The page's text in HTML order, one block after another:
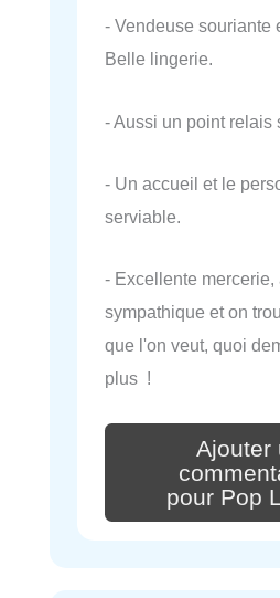
- Vendeuse souriante
Belle lingerie.
- Aussi un point relais
- Un accueil et le
serviable.
- Excellente mercerie,
sympathique et on
que l'on veut, quoi
plus !
Ajouter
pour Pop